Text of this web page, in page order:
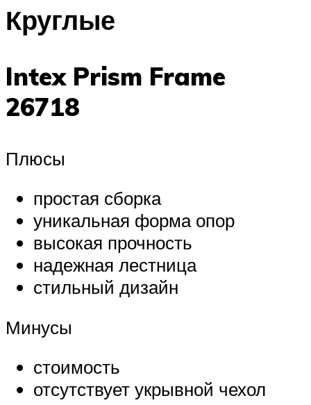
Круглые
Intex Prism Frame
26718
Плюсы
простая сборка
уникальная форма опор
высокая прочность
надежная лестница
стильный дизайн
Минусы
стоимость
отсутствует укрывной чехол